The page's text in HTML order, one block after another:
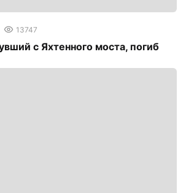
13747
с Яхтенного моста, погиб